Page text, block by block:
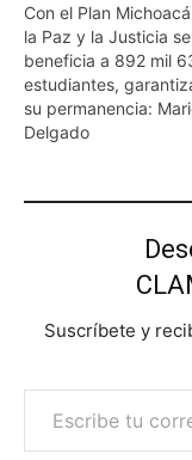
Con el Plan
la Paz y la Justicia se
beneficia a 892 mil
estudiantes,
su permanencia:
Delgado
Suscríbete y
Escribe tu correo electrónico…